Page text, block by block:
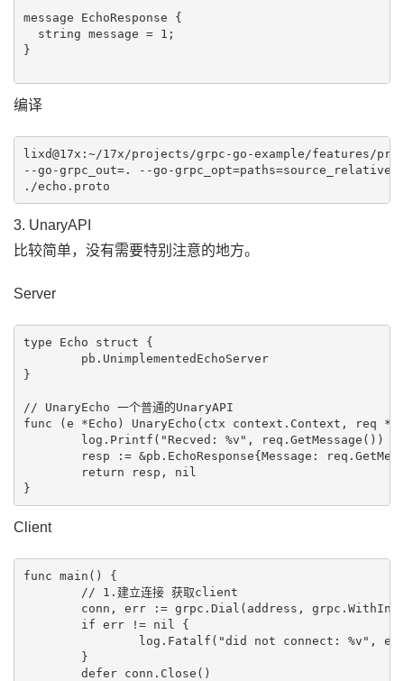
message EchoResponse {
  string message = 1;
}
编译
lixd@17x:~/17x/projects/grpc-go-example/features/
--go-grpc_out=. --go-grpc_opt=paths=source_relative
3. UnaryAPI
比较简单，没有需要特别注意的地方。
Server
type Echo struct {
}
// UnaryEcho 一个普通的UnaryAPI
func (e *Echo) UnaryEcho(ctx context.Context, req
Client
func main() {